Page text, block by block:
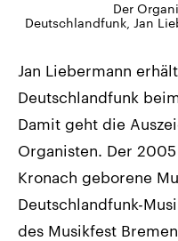
Der
Deutschlandfunk, Jan
Jan Liebermann
Deutschlandfunk
Damit geht die
Organisten. Der
Kronach geborene
Deutschlandfunk-
des Musikfest